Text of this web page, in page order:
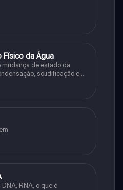
Físico da Água
mudança de estado da
solidificação e
RNA, o que é